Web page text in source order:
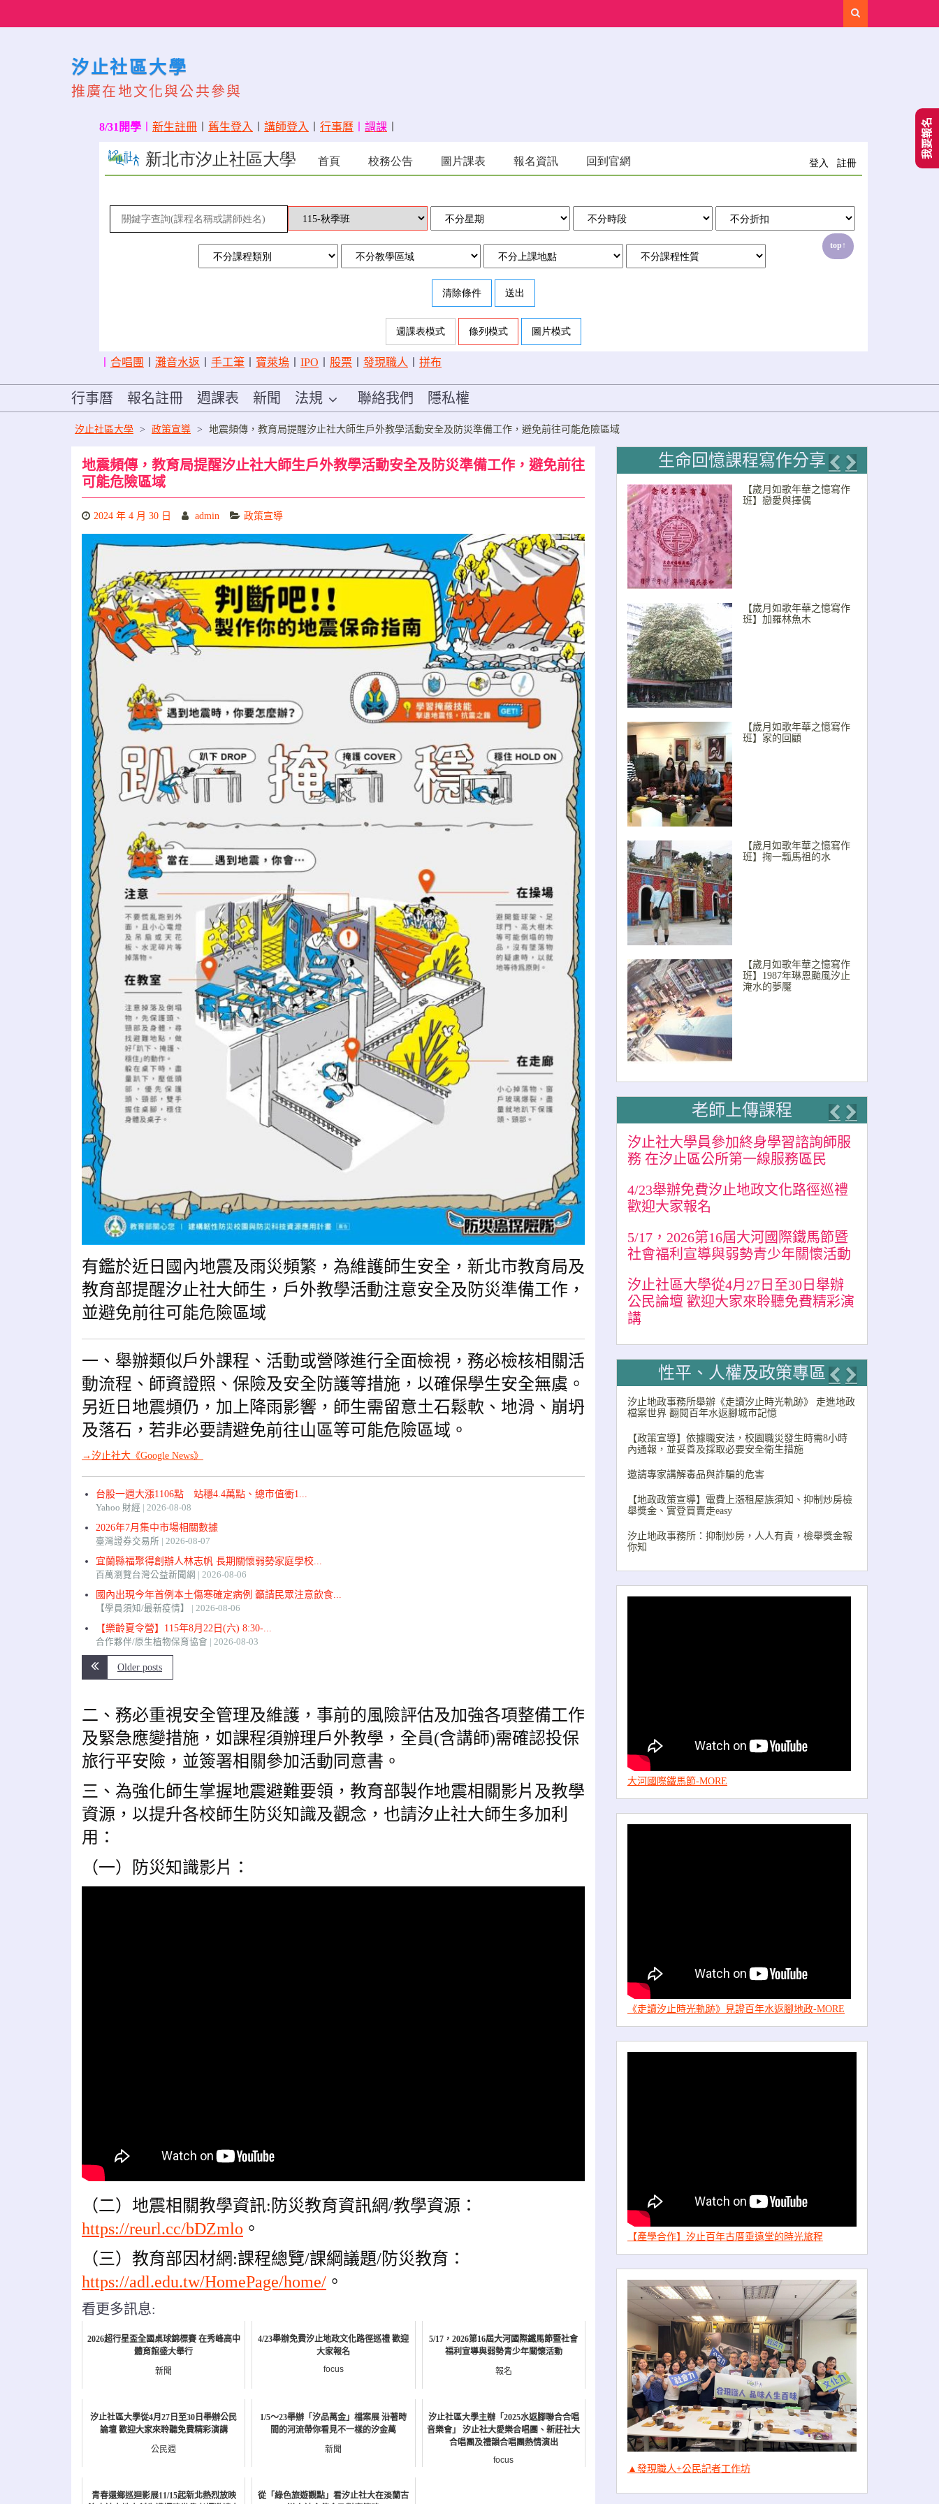
汐止社區大學
推廣在地文化與公共參與
8/31開學 新生註冊 舊生登入 講師登入 行事曆 調課
合唱團 灘音水返 手工筆 寶萊塢 IPO 股票 發現職人 拼布
行事曆 報名註冊 週課表 新聞 法規 聯絡我們 隱私權
汐止社區大學 > 政策宣導 > 地震頻傳，教育局提醒汐止社大師生戶外教學活動安全及防災準備工作，避免前往可能危險區域
地震頻傳，教育局提醒汐止社大師生戶外教學活動安全及防災準備工作，避免前往
可能危險區域
2024 年 4 月 30 日 admin 政策宣導
有鑑於近日國內地震及雨災頻繁，為維護師生安全，新北市教育局及
教育部提醒汐止社大師生，戶外教學活動注意安全及防災準備工作，
並避免前往可能危險區域
一、舉辦類似戶外課程、活動或營隊進行全面檢視，務必檢核相關活
動流程、師資證照、保險及安全防護等措施，以確保學生安全無虞。
另近日地震頻仍，加上降雨影響，師生需留意土石鬆軟、地滑、崩坍
及落石，若非必要請避免前往山區等可能危險區域。
→汐止社大《Google News》
台股一週大漲1106點 站穩4.4萬點、總市值衝1...
Yahoo 財經 2026-08-08
2026年7月集中市場相關數據
臺灣證券交易所 2026-08-07
宜蘭縣福聚得創辦人林志帆 長期關懷弱勢家庭學校...
百萬瀏覽台灣公益新聞網 2026-08-06
國內出現今年首例本土傷寒確定病例 籲請民眾注意飲食...
【學員須知/最新疫情】 2026-08-06
【樂齡夏令營】115年8月22日(六) 8:30-...
合作夥伴/原生植物保育協會 2026-08-03
Older posts
二、務必重視安全管理及維護，事前的風險評估及加強各項整備工作
及緊急應變措施，如課程須辦理戶外教學，全員(含講師)需確認投保
旅行平安險，並簽署相關參加活動同意書。
三、為強化師生掌握地震避難要領，教育部製作地震相關影片及教學
資源，以提升各校師生防災知識及觀念，也請汐止社大師生多加利
用：
（一）防災知識影片：
（二）地震相關教學資訊:防災教育資訊網/教學資源：
https://reurl.cc/bDZmlo 。
（三）教育部因材網:課程總覽/課綱議題/防災教育：
https://adl.edu.tw/HomePage/home/ 。
看更多訊息:
2026超行星盃全國桌球錦標賽 在秀峰高中
體育館盛大舉行
新聞
4/23舉辦免費汐止地政文化路徑巡禮 歡迎
大家報名
focus
5/17，2026第16屆大河國際鐵馬節暨社會
福利宣導與弱勢青少年關懷活動
報名
汐止社區大學從4月27日至30日舉辦公民
論壇 歡迎大家來聆聽免費精彩演講
公民週
1/5～23舉辦「汐品萬金」檔案展 沿著時
間的河流帶你看見不一樣的汐金萬
新聞
汐止社區大學主辦「2025水返腳聯合合唱
音樂會」 汐止社大愛樂合唱團、新莊社大
合唱團及禮韻合唱團熱情演出
focus
青春還鄉巡迴影展11/15起新北熱烈放映
從「綠色旅遊觀點」看汐止社大在淡蘭古
生命回憶課程寫作分享
Previous
Next
【歲月如歌年華之憶寫作
班】戀愛與擇偶
【歲月如歌年華之憶寫作
班】加羅林魚木
【歲月如歌年華之憶寫作
班】家的回顧
【歲月如歌年華之憶寫作
班】掬一瓢馬祖的水
【歲月如歌年華之憶寫作
班】1987年琳恩颱風汐止
淹水的夢魘
老師上傳課程
Previous
Next
汐止社大學員參加終身學習諮詢師服
務 在汐止區公所第一線服務區民
4/23舉辦免費汐止地政文化路徑巡禮
歡迎大家報名
5/17，2026第16屆大河國際鐵馬節暨
社會福利宣導與弱勢青少年關懷活動
汐止社區大學從4月27日至30日舉辦
公民論壇 歡迎大家來聆聽免費精彩演
講
性平、人權及政策專區
Previous
Next
汐止地政事務所舉辦《走讀汐止時光軌跡》 走進地政
檔案世界 翻閱百年水返腳城市記憶
【政策宣導】依據職安法，校園職災發生時需8小時
內通報，並妥善及採取必要安全衛生措施
邀請專家講解毒品與詐騙的危害
【地政政策宣導】電費上漲租屋族須知、抑制炒房檢
舉獎金、實登買賣走easy
汐止地政事務所：抑制炒房，人人有責，檢舉獎金報
你知
大河國際鐵馬節-MORE
《走讀汐止時光軌跡》見證百年水返腳地政-MORE
【產學合作】汐止百年古厝垂遠堂的時光旅程
▲發現職人+公民記者工作坊
我要報名